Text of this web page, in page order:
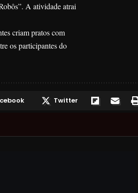
A atividade atrai
criam pratos com
os participantes do
Twitter